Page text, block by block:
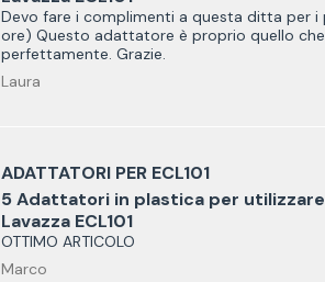
Devo fare i complimenti a questa ditta per
ore) Questo adattatore è proprio quello che
perfettamente. Grazie.
Laura
ADATTATORI PER ECL101
5 Adattatori in plastica per
Lavazza ECL101
OTTIMO ARTICOLO
Marco